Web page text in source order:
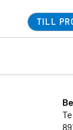
TILL